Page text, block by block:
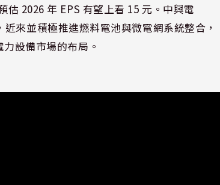
2026 年 EPS 有望上看 15 元。中興電
來並積極推進燃料電池與微電網系統整合，
設備市場的布局。